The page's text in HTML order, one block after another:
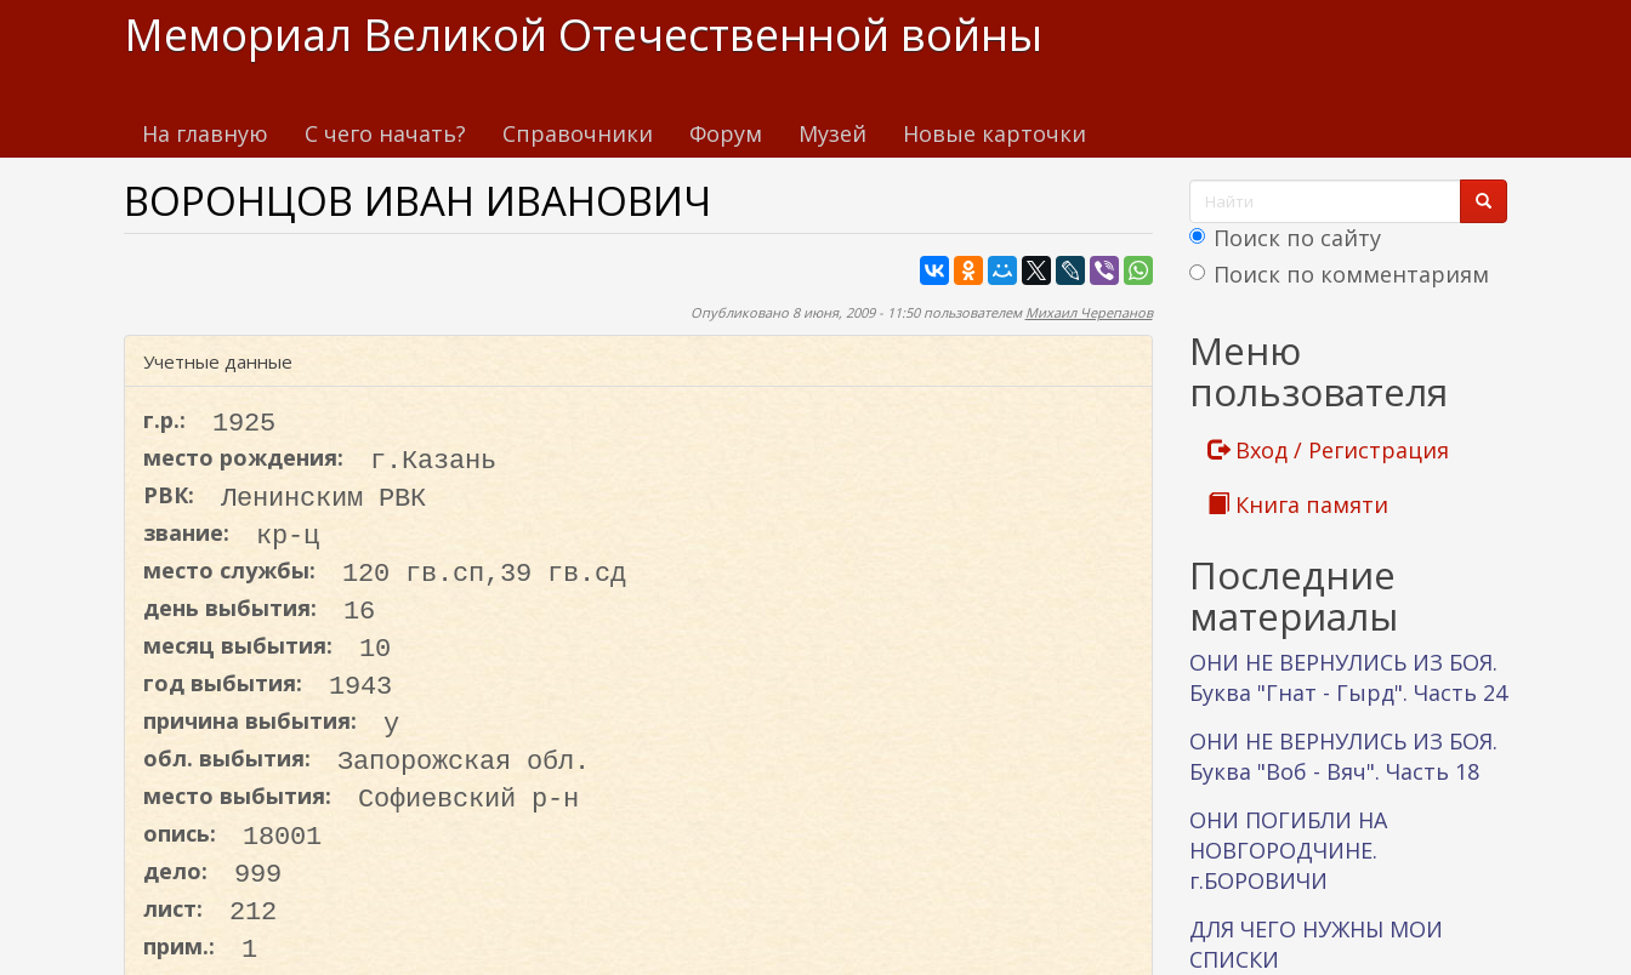
т
Мемориал Великой Отечественной войны
На главную С чего начать? Справочники Форум Музей Новые карточки
ВОРОНЦОВ ИВАН ИВАНОВИЧ
Опубликовано 8 июня, 2009 - 11:50 пользователем Михаил Черепанов
Учетные данные
г.р.: 1925
место рождения: г.Казань
РВК: Ленинским РВК
звание: кр-ц
место службы: 120 гв.сп,39 гв.сд
день выбытия: 16
месяц выбытия: 10
год выбытия: 1943
причина выбытия: у
обл. выбытия: Запорожская обл.
место выбытия: Софиевский р-н
опись: 18001
дело: 999
лист: 212
прим.: 1
Ф
о
р
а
п
о
и
к
а
Поиск по сайту
Поиск по комментариям
Меню
пользователя
Вход / Регистрация
Книга памяти
Последние
материалы
ОНИ НЕ ВЕРНУЛИСЬ ИЗ БОЯ.
Буква "Гнат - Гырд". Часть 24
ОНИ НЕ ВЕРНУЛИСЬ ИЗ БОЯ.
Буква "Воб - Вяч". Часть 18
ОНИ ПОГИБЛИ НА
НОВГОРОДЧИНЕ.
г.БОРОВИЧИ
ДЛЯ ЧЕГО НУЖНЫ МОИ
СПИСКИ